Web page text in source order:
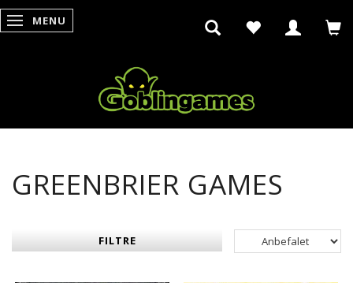
SKIFTE NAVIGATION
MENU
GREENBRIER GAMES
FILTRE